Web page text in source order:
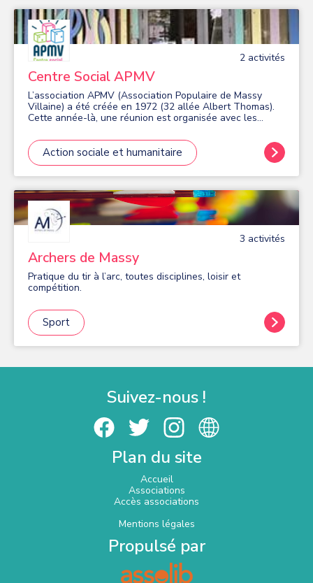
Un atelier d'art plastique "mandala musical" est
également proposé par l'association (le dimanche de
14h30 à 16h30 - 6 séances d'octobre à mars - halle des
Graviers). Le planning complet de ces activités est
disponible par mail.
2 activités
Centre Social APMV
L’association APMV (Association Populaire de Massy
Villaine) a été créée en 1972 (32 allée Albert Thomas).
Cette année-là, une réunion est organisée avec les
synergie et de proposer aux gens de réfléchir à cette
question : « Que pourrait-on inventer de nouveau dans ce
quartier pour le rendre culturellement plus vivant ? C’est
ainsi qu’un groupe de volontaires, décident de s’unir et
premier président. La raison d'être de l'APMV : Elle porte
haut et fort ses engagements, sa transparence et son
langage commun : - Elle implique ses bénévoles dans le
projet de la structure (https://apmvmassy.centres-
sociaux.fr/files/2025/10/APMV_ProjetSocial26-29-
LECURE-RAPIDE-web.pdf). - Elle accueille de manière
inconditionnelle dans le respect de ses valeurs et de
chacun. - Elle assure un portage de projets collectifs sur
le territoire. - L'équipe (bénévoles et professionnels)
collectif engagé, accompagne les publics vers
l'émancipation et permet à chacun d'évoluer et d'exercer
sa citoyenneté.
Action sociale et humanitaire
3 activités
Archers de Massy
Pratique du tir à l’arc, toutes disciplines, loisir et
compétition.
Sport
Suivez-nous !
Plan du site
Accueil
Associations
Accès associations
Mentions légales
Propulsé par